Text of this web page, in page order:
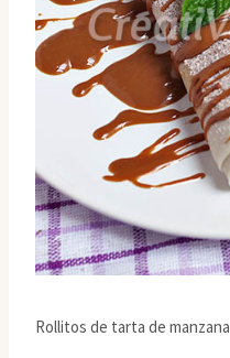
Rollitos de tarta de manzana